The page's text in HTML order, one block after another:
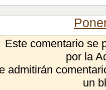
Este comentario se
por la
admitirán
un